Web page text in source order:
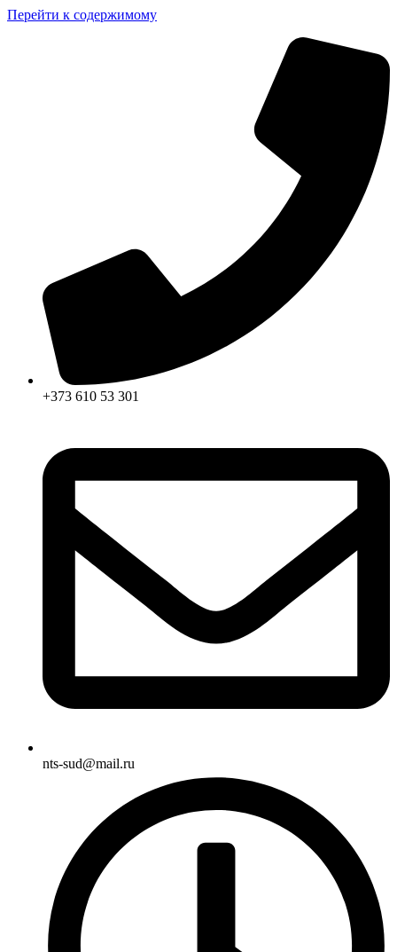
Перейти к содержимому
+373 610 53 301
nts-sud@mail.ru